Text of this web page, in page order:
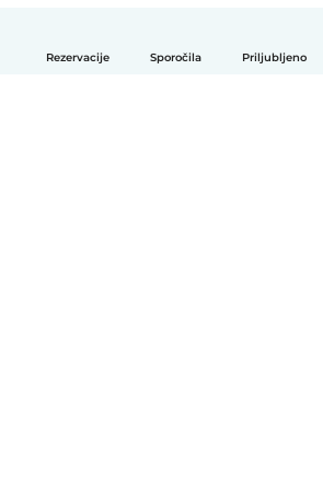
Rezervacije Sporočila Priljubljeno